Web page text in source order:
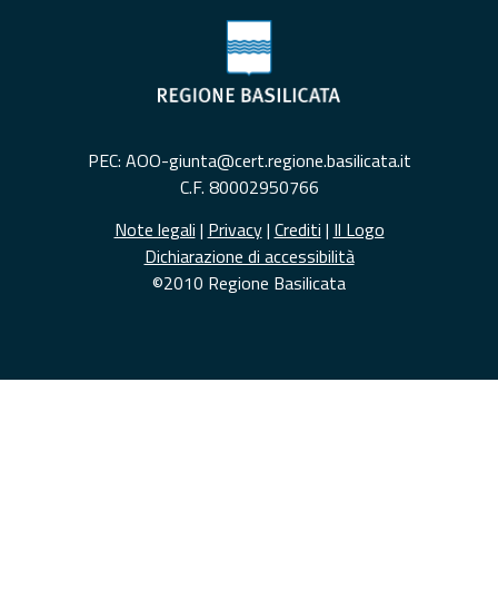
PEC: AOO-giunta@cert.regione.basilicata.it
C.F. 80002950766
Note legali | Privacy| Crediti | Il Logo
Dichiarazione di accessibilità
©2010 Regione Basilicata